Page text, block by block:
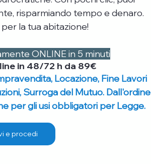
risparmiando tempo e denaro.
la tua abitazione!
ONLINE in 5 minuti
in 48/72 h da 89€
Locazione, Fine Lavori
Surroga del Mutuo. Dall'ordine
per gli usi obbligatori per Legge.
e procedi